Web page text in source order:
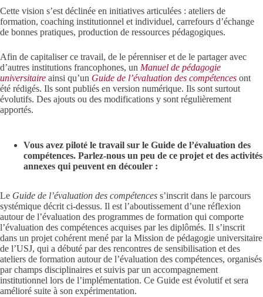
Cette vision s’est déclinée en initiatives articulées : ateliers de
formation, coaching institutionnel et individuel, carrefours d’échange
de bonnes pratiques, production de ressources pédagogiques.
Afin de capitaliser ce travail, de le pérenniser et de le partager avec
d’autres institutions francophones, un Manuel de pédagogie
universitaire ainsi qu’un Guide de l’évaluation des compétences ont
été rédigés. Ils sont publiés en version numérique. Ils sont surtout
évolutifs. Des ajouts ou des modifications y sont régulièrement
apportés.
Vous avez piloté le travail sur le Guide de l’évaluation des
compétences. Parlez-nous un peu de ce projet et des activités
annexes qui peuvent en découler :
Le Guide de l’évaluation des compétences s’inscrit dans le parcours
systémique décrit ci-dessus. Il est l’aboutissement d’une réflexion
autour de l’évaluation des programmes de formation qui comporte
l’évaluation des compétences acquises par les diplômés. Il s’inscrit
dans un projet cohérent mené par la Mission de pédagogie universitaire
de l’USJ, qui a débuté par des rencontres de sensibilisation et des
ateliers de formation autour de l’évaluation des compétences, organisés
par champs disciplinaires et suivis par un accompagnement
institutionnel lors de l’implémentation. Ce Guide est évolutif et sera
amélioré suite à son expérimentation.